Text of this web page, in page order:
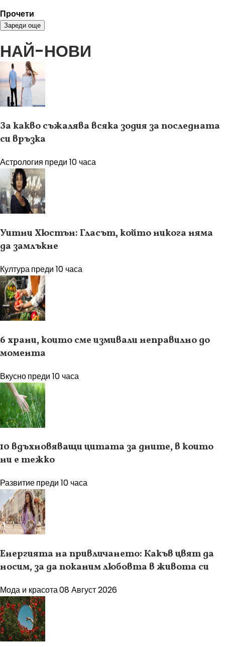
Прочети
Зареди още
НАЙ-НОВИ
За какво съжалява всяка зодия за последната
си връзка
Астрология преди 10 часа
Уитни Хюстън: Гласът, който никога няма
да замлъкне
Културапреди 10 часа
6 храни, които сме измивали неправилно до
момента
Вкуснопреди 10 часа
10 вдъхновяващи цитата за дните, в които
ни е тежко
Развитиепреди 10 часа
Енергията на привличането: Какъв цвят да
носим, за да поканим любовта в живота си
Мода и красота08 Август 2026